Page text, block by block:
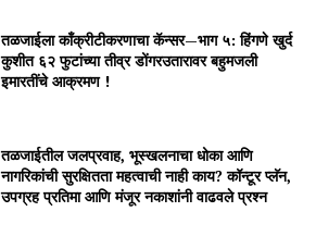
तळजाईला काँक्रीटीकरणाचा कॅन्सर—भाग ५: हिंगणे खुर्द
कुशीत ६२ फुटांच्या तीव्र डोंगरउतारावर बहुमजली
इमारतींचे आक्रमण !
तळजाईतील जलप्रवाह, भूस्खलनाचा धोका आणि
नागरिकांची सुरक्षितता महत्वाची नाही काय? कॉन्टूर प्लॅन,
उपग्रह प्रतिमा आणि मंजूर नकाशांनी वाढवले प्रश्न